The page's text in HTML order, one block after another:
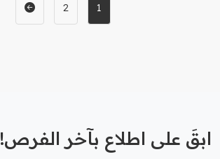
1
2
ابقَ على اطلاع بآخر الفرص!